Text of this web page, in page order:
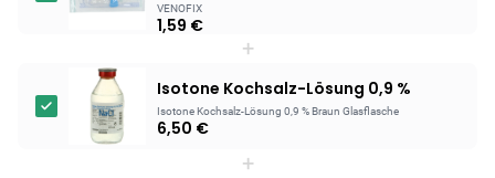
VENOFIX
1,59 €
+
Isotone Kochsalz-Lösung 0,9 %
Isotone Kochsalz-Lösung 0,9 % Braun Glasflasche
6,50 €
+